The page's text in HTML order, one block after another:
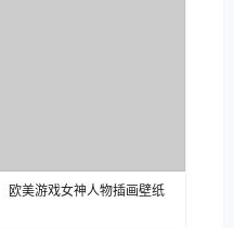
欧美游戏女神人物插画壁纸